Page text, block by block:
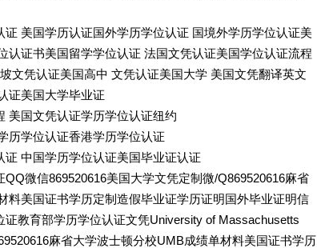
美国学历认证国外学历学位认证 国境外学历学位认证美
认证书美国留学学位认证 法国文凭认证美国学位认证流程
文凭认证美国高中 文凭认证美国大学 美国文凭翻译英文
证美国大学毕业证
美国文凭认证学历学位认证纽约
历学位认证香港学历学位认证
中国学历学位认证美国毕业证认证
微信869520616美国大学文凭定制微/Q869520616麻省
料美国证书学历定制造假毕业证学历证明国外毕业证明信
证教育部学历学位认证文凭University of Massachusetts
麻省大学波士顿分校UMB成绩单材料美国证书学历